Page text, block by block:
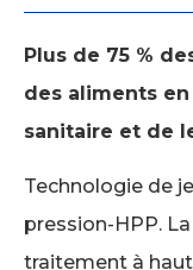
Plus de 75 %
des aliments
sanitaire et de
Technologie de
pression-HPP.
traitement à